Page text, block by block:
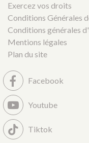
Exercez vos droits
Conditions Générales
Conditions générales
Mentions légales
Plan du site
Facebook
Youtube
Tiktok